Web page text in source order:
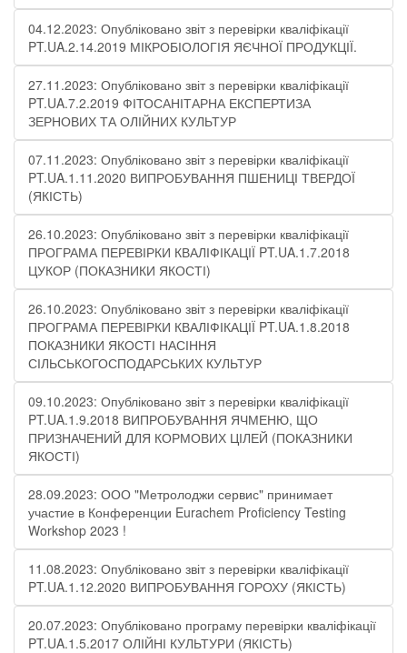
04.12.2023: Опубліковано звіт з перевірки кваліфікації
PT.UA.2.14.2019 МІКРОБІОЛОГІЯ ЯЄЧНОЇ ПРОДУКЦІЇ​.
27.11.2023: Опубліковано звіт з перевірки кваліфікації
PT.UA.7.2.2019 ФІТОСАНІТАРНА ЕКСПЕРТИЗА
ЗЕРНОВИХ ТА ОЛІЙНИХ КУЛЬТУР
07.11.2023: Опубліковано звіт з перевірки кваліфікації
PT.UA.1.11.2020 ВИПРОБУВАННЯ ПШЕНИЦІ ТВЕРДОЇ
(ЯКІСТЬ)
26.10.2023: Опубліковано звіт з перевірки кваліфікації
ПРОГРАМА ПЕРЕВІРКИ КВАЛІФІКАЦІЇ PT.UA.1.7.2018
ЦУКОР (ПОКАЗНИКИ ЯКОСТІ)​
26.10.2023: Опубліковано звіт з перевірки кваліфікації
ПРОГРАМА ПЕРЕВІРКИ КВАЛІФІКАЦІЇ PT.UA.1.8.2018
ПОКАЗНИКИ ЯКОСТІ НАСІННЯ
СІЛЬСЬКОГОСПОДАРСЬКИХ КУЛЬТУР
09.10.2023: Опубліковано звіт з перевірки кваліфікації
PT.UA.1.9.2018 ВИПРОБУВАННЯ ЯЧМЕНЮ, ЩО
ПРИЗНАЧЕНИЙ ДЛЯ КОРМОВИХ ЦІЛЕЙ (ПОКАЗНИКИ
ЯКОСТІ)
28.09.2023: ООО "Метролоджи сервис" принимает
участие в Конференции Eurachem Proficiency Testing
Workshop 2023 !
11.08.2023: Опубліковано звіт з перевірки кваліфікації
PT.UA.1.12.2020 ВИПРОБУВАННЯ ГОРОХУ (ЯКІСТЬ)
20.07.2023: Опубліковано програму перевірки кваліфікації
PT.UA.1.5.2017 ОЛІЙНІ КУЛЬТУРИ (ЯКІСТЬ)